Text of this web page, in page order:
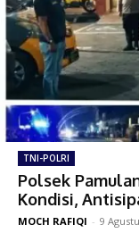
TNI-POLRI
Polsek
Kondisi,
MOCH RAFIQI - 9